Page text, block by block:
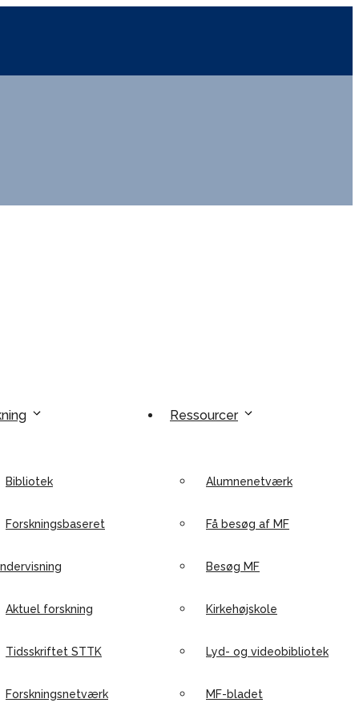
Bibliotek
Forskningsbaseret
Aktuel forskning
Tidsskriftet STTK
Forskningsnetværk
Ressourcer
Alumnenetværk
Få besøg af MF
Besøg MF
Kirkehøjskole
Lyd- og videobibliotek
MF-bladet